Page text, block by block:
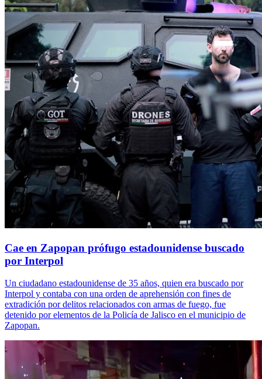
Cae en Zapopan prófugo estadounidense buscado
por Interpol
Un ciudadano estadounidense de 35 años, quien era buscado por
Interpol y contaba con una orden de aprehensión con fines de
extradición por delitos relacionados con armas de fuego, fue
detenido por elementos de la Policía de Jalisco en el municipio de
Zapopan.